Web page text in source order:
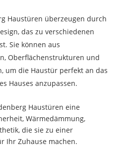
Haustüren überzeugen durch
das zu verschiedenen
Sie können aus
Oberflächenstrukturen und
um die Haustür perfekt an das
Hauses anzupassen.
Haustüren eine
Wärmedämmung,
die sie zu einer
Ihr Zuhause machen.